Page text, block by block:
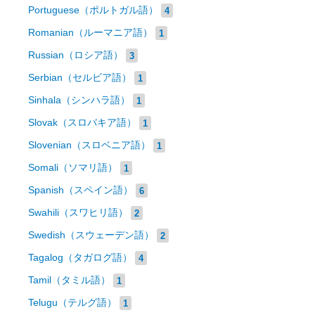
Portuguese（ポルトガル語） 4
Romanian（ルーマニア語） 1
Russian（ロシア語） 3
Serbian（セルビア語） 1
Sinhala（シンハラ語） 1
Slovak（スロバキア語） 1
Slovenian（スロベニア語） 1
Somali（ソマリ語） 1
Spanish（スペイン語） 6
Swahili（スワヒリ語） 2
Swedish（スウェーデン語） 2
Tagalog（タガログ語） 4
Tamil（タミル語） 1
Telugu（テルグ語） 1